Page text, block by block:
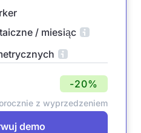
/ miesiąc
-20%
z wyprzedzeniem
demo